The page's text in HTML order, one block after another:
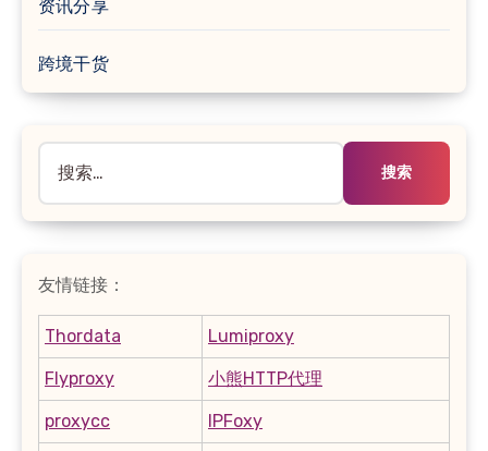
资讯分享
跨境干货
索：
友情链接：
Thordata Lumiproxy
Flyproxy 小熊HTTP代理
proxycc IPFoxy